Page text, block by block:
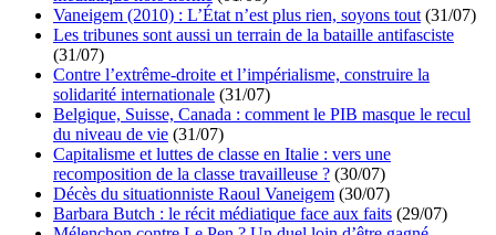
Vaneigem (2010) : L’État n’est plus rien, soyons tout (31/07)
Les tribunes sont aussi un terrain de la bataille antifasciste
(31/07)
Contre l’extrême-droite et l’impérialisme, construire la
solidarité internationale (31/07)
Belgique, Suisse, Canada : comment le PIB masque le recul
du niveau de vie (31/07)
Capitalisme et luttes de classe en Italie : vers une
recomposition de la classe travailleuse ? (30/07)
Décès du situationniste Raoul Vaneigem (30/07)
Barbara Butch : le récit médiatique face aux faits (29/07)